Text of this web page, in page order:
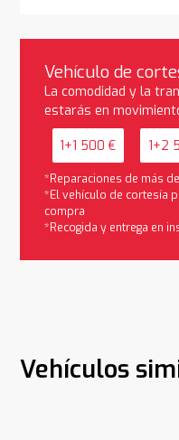
Vehículo de
La comodidad y la
estarás en
1+1 500 € 1+2
*Reparaciones de más
*El vehículo de cortesía
compra
*Recogida y entrega en
Vehículos